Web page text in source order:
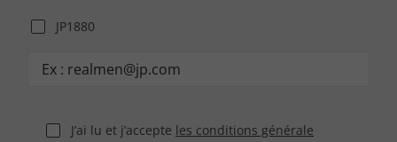
JP1880
J’ai lu et j’accepte les conditions générale